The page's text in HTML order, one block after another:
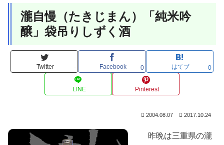
瀧自慢（たきじまん）「純米吟
醸」袋吊りしずく酒
Twitter - Facebook 0 はてブ 0
LINE Pinterest
2004.08.07 2017.10.24
昨晩は三重県の瀧